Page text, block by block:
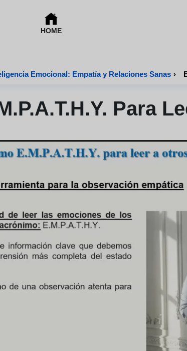
HOME
Emocional: Empatía y Relaciones Sanas ›
Para